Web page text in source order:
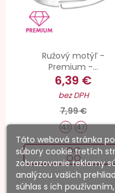
Ružový motýľ -
Premium -...
6,39 €
bez DPH
7,99 €
43 47
Táto webová stránka
súbory cookie tretích
zobrazovanie reklamy
analýzou vašich
súhlas s ich